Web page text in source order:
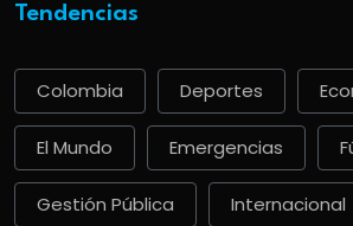
Tendencias
Colombia Deportes
El Mundo Emergencias
Gestión Pública Internacional